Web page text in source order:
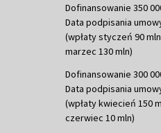
Dofinansowanie 350
Data podpisania
(wpłaty styczeń 90
marzec 130 mln)
Dofinansowanie 300
Data podpisania
(wpłaty kwiecień 150
czerwiec 10 mln)